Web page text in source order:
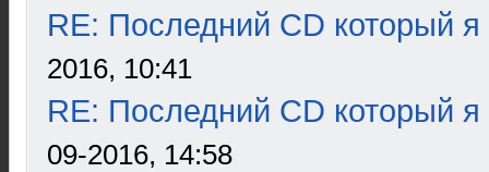
RE: Последний CD который я
2016, 10:41
RE: Последний CD который я
09-2016, 14:58